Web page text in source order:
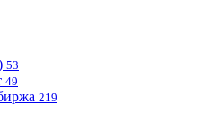
53
49
219